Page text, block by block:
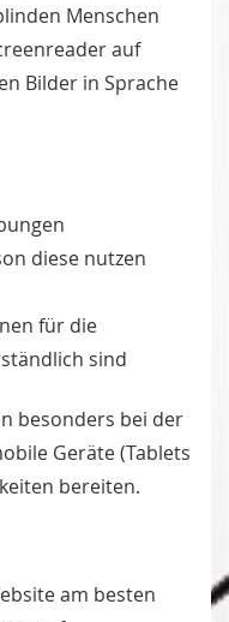
Menschen
auf
Bilder in Sprache
diese nutzen
für die
sind
besonders bei der
Geräte (Tablets
bereiten.
am besten